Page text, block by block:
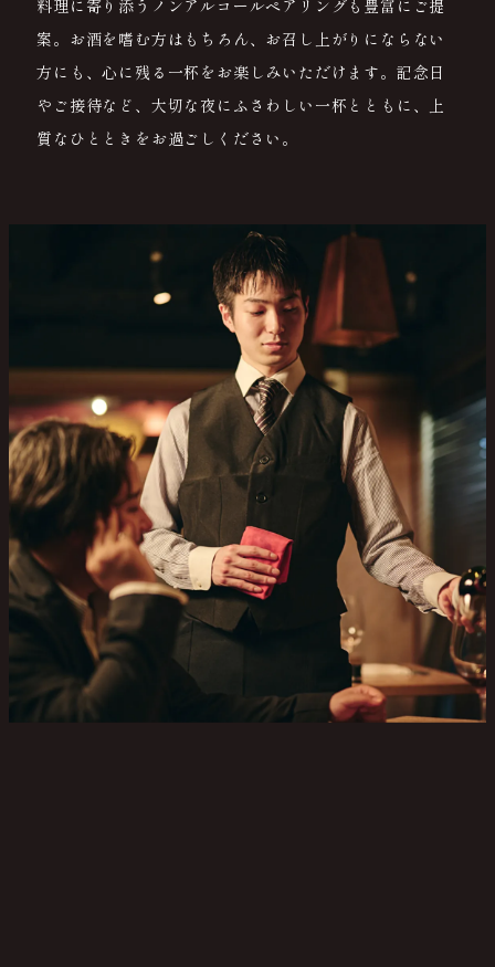
料理に寄り添うノンアルコールペアリングも豊富にご提
案。 お酒を嗜む方はもちろん、お召し上がりにならない
方にも、心に残る一杯をお楽しみいただけます。 記念日
やご接待など、大切な夜にふさわしい一杯とともに、上
質なひとときをお過ごしください。